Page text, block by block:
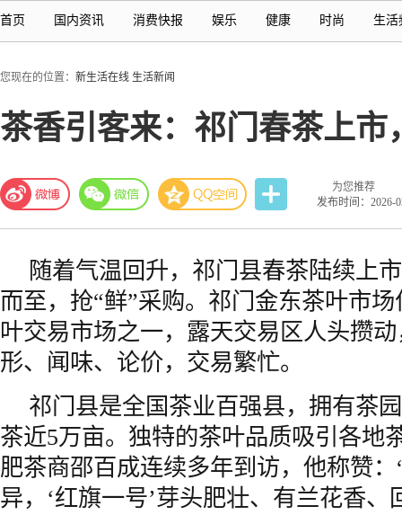
首页 国内资讯 消费快报 娱乐 健康 时尚 生活
您现在的位置： 新生活在线 生活新闻
茶香引客来：祁门春茶上
为您推荐
发布时间：2026-
随着气温回升，祁门县春茶陆续上
而至，抢“鲜”采购。祁门金东茶叶市
叶交易市场之一，露天交易区人头攒
形、闻味、论价，交易繁忙。
祁门县是全国茶业百强县，拥有茶
茶近5万亩。独特的茶叶品质吸引各地
肥茶商邵百成连续多年到访，他称赞
异，‘红旗一号’芽头肥壮、有兰花香、